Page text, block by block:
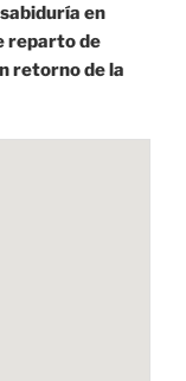
en
reparto de
retorno de la